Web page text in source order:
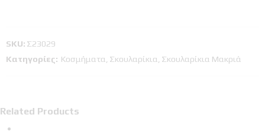
SKU: Σ23029
Κατηγορίες: Κοσμήματα Σκουλαρίκια Σκουλαρίκια Μακριά
Related Products